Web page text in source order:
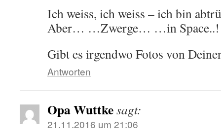
Ich weiss, ich weiss – ich bin
Aber… …Zwerge… …in Space..!
Gibt es irgendwo Fotos von
Antworten
Opa Wuttkesagt:
21.11.2016 um 21:06